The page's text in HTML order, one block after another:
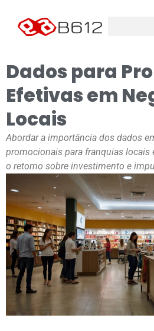
Dados para
Efetivas em
Locais
Abordar a importância dos dados
promocionais para franquias locais
o retorno sobre investimento e